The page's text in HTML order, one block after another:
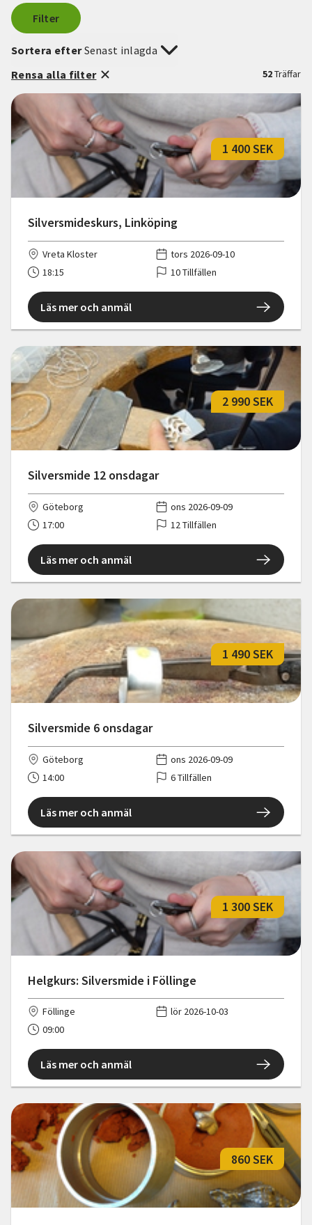
Filter
52Träffar
Sortera efterSenast inlagda
Rensa alla filter
Silversmideskurs, Linköping
1 400 SEK
Vreta Kloster
tors 2026-09-10
18:15
10 Tillfällen
Läs mer och anmäl
Silversmide 12 onsdagar
2 990 SEK
Göteborg
ons 2026-09-09
17:00
12 Tillfällen
Läs mer och anmäl
Silversmide 6 onsdagar
1 490 SEK
Göteborg
ons 2026-09-09
14:00
6 Tillfällen
Läs mer och anmäl
Helgkurs: Silversmide i Föllinge
1 300 SEK
Föllinge
lör 2026-10-03
09:00
Läs mer och anmäl
860 SEK